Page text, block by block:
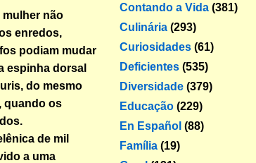
mulher não
enredos,
podiam mudar
espinha dorsal
do mesmo
quando os
de mil
a uma
Contando a Vida (381)
Culinária (293)
Curiosidades (61)
Deficientes (535)
Diversidade (379)
Educação (229)
En Español (88)
Família (19)